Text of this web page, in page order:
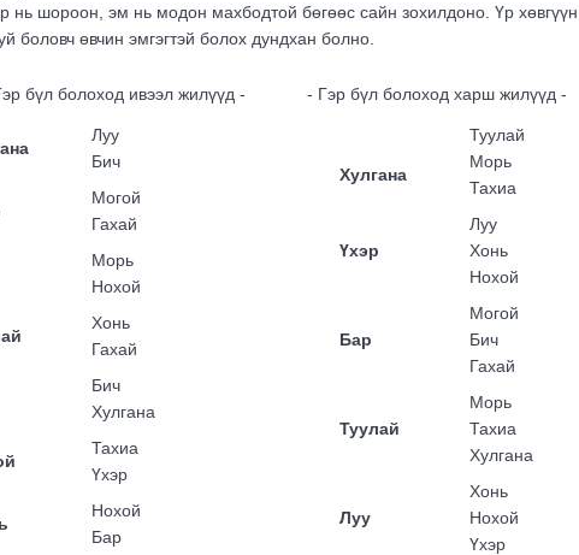
нь шороон, эм нь модон махбодтой бөгөөс сайн зохилдоно. Үр хөвгүүн
боловч өвчин эмгэгтэй болох дундхан болно.
бүл болоход ивээл жилүүд - - Гэр бүл болоход харш жилүүд -
Луу
Бич
Могой
Гахай
Морь
Нохой
Хонь
Гахай
Бич
Хулгана
Тахиа
Үхэр
Нохой
Бар
Хулгана
Туулай
Морь
Тахиа
Үхэр
Луу
Хонь
Нохой
Бар
Могой
Бич
Гахай
Туулай
Морь
Тахиа
Хулгана
Луу
Хонь
Нохой
Үхэр